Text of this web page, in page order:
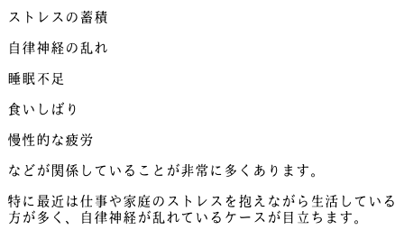
ストレスの蓄積
自律神経の乱れ
睡眠不足
食いしばり
慢性的な疲労
などが関係していることが非常に多くあります。
特に最近は仕事や家庭のストレスを抱えながら生活している
方が多く、自律神経が乱れているケースが目立ちます。